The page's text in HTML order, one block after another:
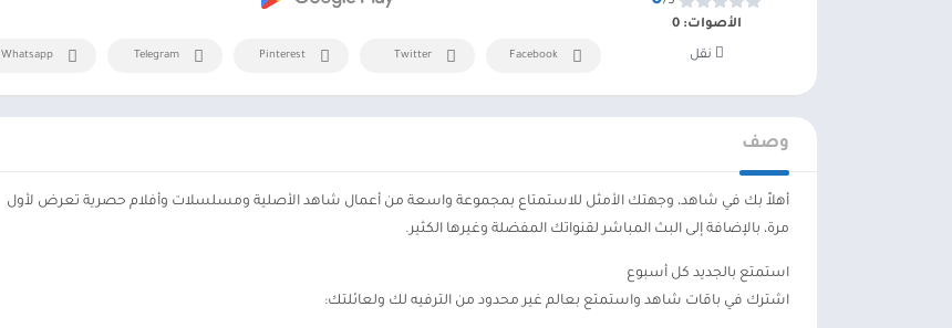
الأصوات:0
نقل Facebook
Twitter
Pinterest
Telegram
Whatsapp
وصف
أهلاً بك في شاهد، وجهتك الأمثل للاستمتاع بمجموعة واسعة من أعمال شاهد الأصلية ومسلسلات وأفلام حصرية تعرض لأول
مرة، بالإضافة إلى البث المباشر لقنواتك المفضلة وغيرها الكثير.
استمتع بالجديد كل أسبوع
اشترك في باقات شاهد واستمتع بعالم غير محدود من الترفيه لك ولعائلتك: